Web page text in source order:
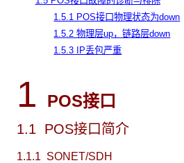
1.5.1 POS接口物理状态为down
1.5.2 物理层up，链路层down
1.5.3 IP丢包严重
1 POS接口
1.1 POS接口简介
1.1.1 SONET/SDH